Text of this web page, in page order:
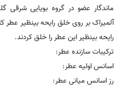
ماندگار عضو در گروه بویایی
آلمیراک بر روی خلق رایحه بینظیر
رایحه بینظیر این عطر را خلق کردند.
ترکیبات سازنده عطر:
اسانس اولیه عطر:
رز اسانس میانی عطر: